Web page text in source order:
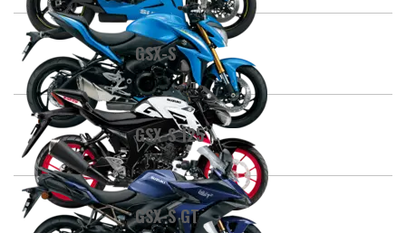
GSX-S
GSX-S 125
GSX-S GT